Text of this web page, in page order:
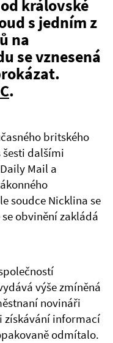
královské
s jedním z
na
se vznesená
.
britského
šesti dalšími
Mail a
soudce Nicklina se
obvinění zakládá
výše zmíněná
novináři
získávání informací
odmítalo.